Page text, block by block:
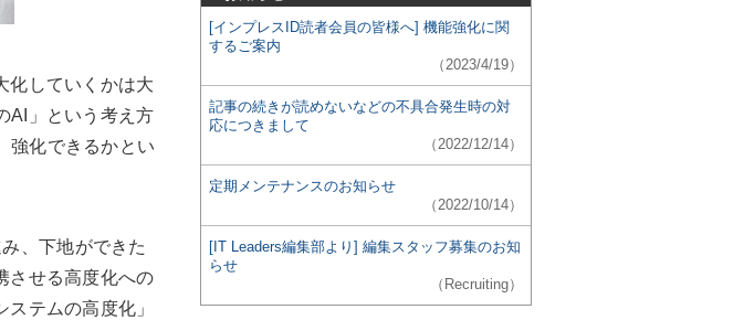
化していくかは大
AI」という考え方
強化できるかとい
、下地ができた
させる高度化への
テムの高度化」
[インプレスID読者会員の皆様へ] 機能強化に関
するご案内
（2023/4/19）
記事の続きが読めないなどの不具合発生時の対
応につきまして
（2022/12/14）
定期メンテナンスのお知らせ
（2022/10/14）
[IT Leaders編集部より] 編集スタッフ募集のお知
らせ
（Recruiting）